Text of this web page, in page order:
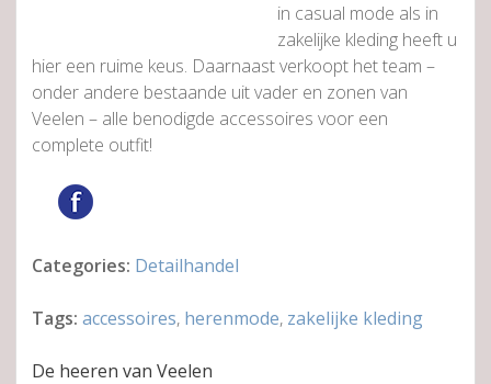
in casual mode als in
zakelijke kleding heeft u
hier een ruime keus. Daarnaast verkoopt het team –
onder andere bestaande uit vader en zonen van
Veelen – alle benodigde accessoires voor een
complete outfit!
Categories: Detailhandel
Tags: accessoires, herenmode, zakelijke kleding
De heeren van Veelen